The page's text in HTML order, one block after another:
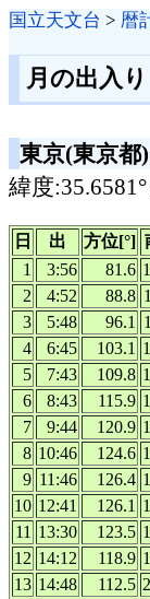
国立天文台 > 暦
月の出入り
東京(東京都
緯度
日
出 方位[°]
1
3:56 81.6
2
4:52 88.8
3
5:48 96.1
4
6:45 103.1
5
7:43 109.8
6
8:43 115.9
7
9:44 120.9
8 10:46 124.6
9 11:46 126.4
10 12:41 126.1
11 13:30 123.5
12 14:12 118.9
13 14:48 112.5